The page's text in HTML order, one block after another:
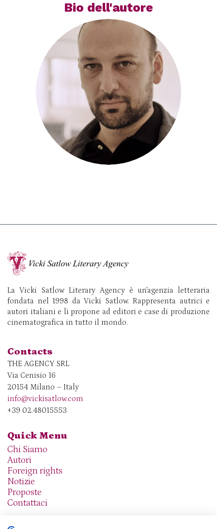
Bio dell'autore
La Vicki Satlow Literary Agency è un’agenzia letteraria
fondata nel 1998 da Vicki Satlow. Rappresenta autrici e
autori italiani e li propone ad editori e case di produzione
cinematografica in tutto il mondo.
Contacts
THE AGENCY SRL
Via Cenisio 16
20154 Milano – Italy
info@vickisatlow.com
+39 02.48015553
Quick Menu
Chi Siamo
Autori
Foreign rights
Notizie
Proposte
Contattaci